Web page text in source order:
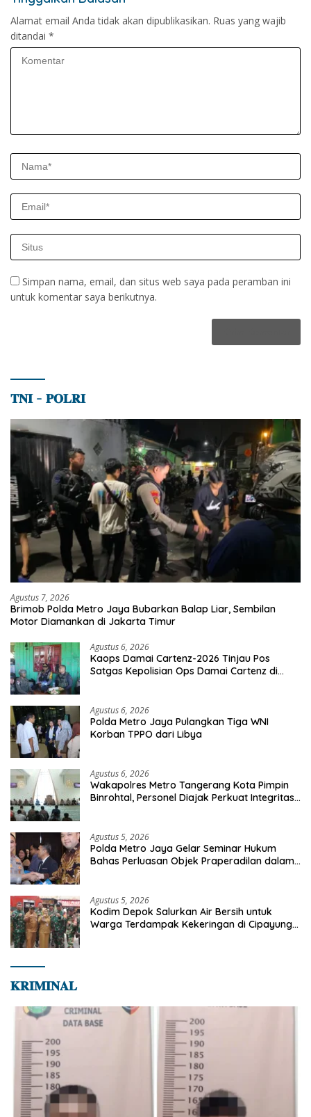
Alamat email Anda tidak akan dipublikasikan. Ruas yang wajib
ditandai *
Simpan nama, email, dan situs web saya pada peramban ini
untuk komentar saya berikutnya.
𝐓𝐍𝐈 – 𝐏𝐎𝐋𝐑𝐈
Agustus 7, 2026
Brimob Polda Metro Jaya Bubarkan Balap Liar, Sembilan
Motor Diamankan di Jakarta Timur
Agustus 6, 2026
Kaops Damai Cartenz-2026 Tinjau Pos
Satgas Kepolisian Ops Damai Cartenz di
Agustus 6, 2026
Polda Metro Jaya Pulangkan Tiga WNI
Korban TPPO dari Libya
Agustus 6, 2026
Wakapolres Metro Tangerang Kota Pimpin
Binrohtal, Personel Diajak Perkuat Integritas
Agustus 5, 2026
Polda Metro Jaya Gelar Seminar Hukum
Bahas Perluasan Objek Praperadilan dalam
Agustus 5, 2026
Kodim Depok Salurkan Air Bersih untuk
Warga Terdampak Kekeringan di Cipayung
𝐊𝐑𝐈𝐌𝐈𝐍𝐀𝐋